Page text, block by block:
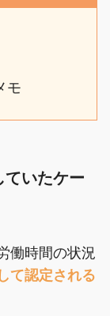
モ
ていたケー
働時間の状況
て認定される